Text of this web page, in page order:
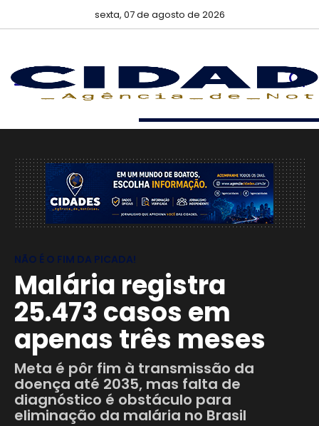
sexta, 07 de agosto de 2026
NÃO É O FIM DA PICADA!
Malária registra
25.473 casos em
apenas três meses
Meta é pôr fim à transmissão da
doença até 2035, mas falta de
diagnóstico é obstáculo para
eliminação da malária no Brasil